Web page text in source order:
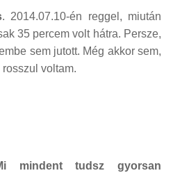
. 2014.07.10-én reggel, miután
35 percem volt hátra. Persze,
sem jutott. Még akkor sem,
voltam.
mindent tudsz gyorsan